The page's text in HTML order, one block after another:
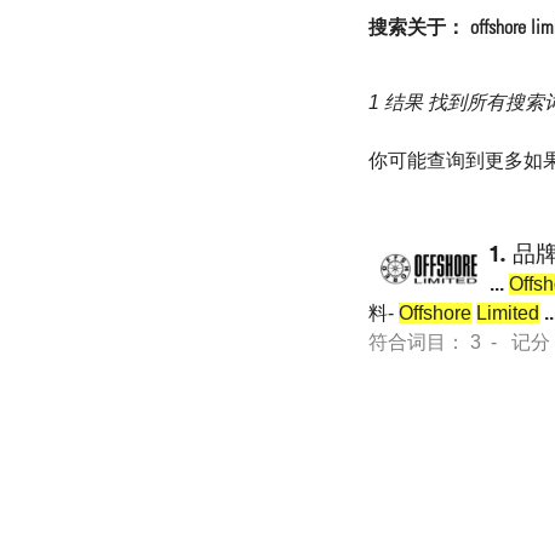
搜索关于： offshore
1 结果 找到所有搜索
你可能查询到更多如
1. 品
...
料- Offshore Limited
符合词目： 3 - 记